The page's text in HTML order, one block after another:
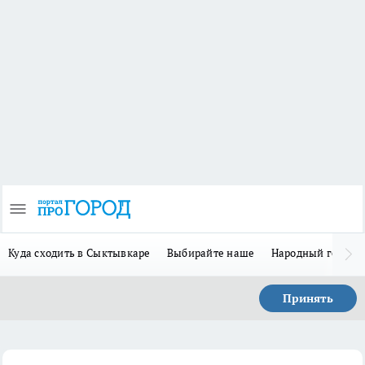
Куда сходить в Сыктывкаре Выбирайте наше Народный герой
Принять